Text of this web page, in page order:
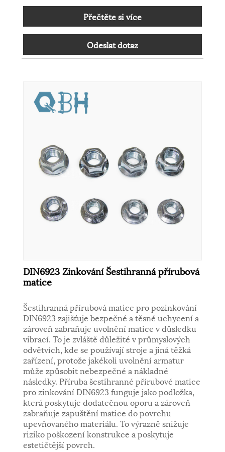
Přečtěte si více
Odeslat dotaz
DIN6923 Zinkování Šestihranná přírubová
matice
Šestihranná přírubová matice pro pozinkování
DIN6923 zajišťuje bezpečné a těsné uchycení a
zároveň zabraňuje uvolnění matice v důsledku
vibrací. To je zvláště důležité v průmyslových
odvětvích, kde se používají stroje a jiná těžká
zařízení, protože jakékoli uvolnění armatur
může způsobit nebezpečné a nákladné
následky. Příruba šestihranné přírubové matice
pro zinkování DIN6923 funguje jako podložka,
která poskytuje dodatečnou oporu a zároveň
zabraňuje zapuštění matice do povrchu
upevňovaného materiálu. To výrazně snižuje
riziko poškození konstrukce a poskytuje
estetičtější povrch.